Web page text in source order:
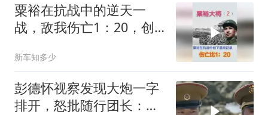
粟裕在抗战中的逆天一
战，敌我伤亡1：20，创
新车知多少
彭德怀视察发现大炮一字
排开，怒批随行团长：你